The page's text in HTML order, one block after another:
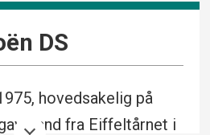
DS
hovedsakelig på
fra Eiffeltårnet i